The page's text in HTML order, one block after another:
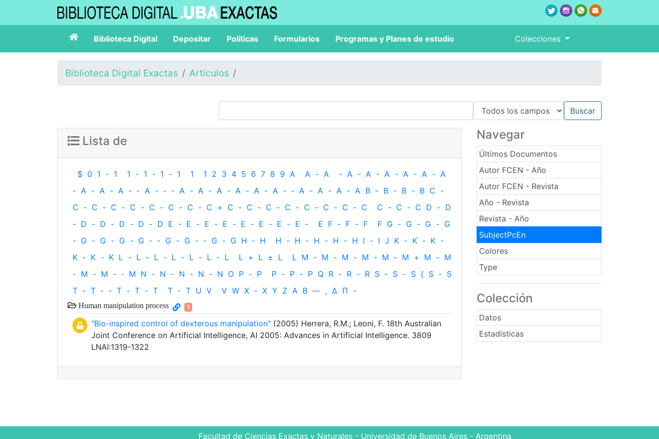
Biblioteca Digital Depositar Políticas Formularios Programas y Planes de estudio Colecciones
Biblioteca Digital Exactas Artículos
Navegar
Últimos Documentos
Autor FCEN - Año
Autor FCEN - Revista
Año - Revista
Revista - Año
SubjectPcEn
Colores
Type
Colección
Datos
Estadísticas
Lista de
$ 0 1 - 1 1 - 1 - 1 - 1 1 1 2 3 4 5 6 7 8 9 A A - A - A - A - A - A - A - A
- A - A - A - ‐ A - ‐ - A - A - A - A - A - A - ‐ A - A - A - A B - B - B - B C -
C - C - C - C - C - C - C - C + C - C - C - C - C - C - C - C C - C - C D - D
- D - D - D - D - D E - E - E - E - E - E - E - E - E F - F - F F G - G - G - G
- G - G - G - G - ‐ G - G - ‐ G - G H ‐ H H - H - H - H - H I - I J K - K - K -
K - K - K L - L - L - L - L - L - L L + L ± L L M - M - M - M - M - M + M - M
- M - M - ‐ M N - N - N - N - N O P - P P - P - P Q R - R - R S - S - S { S - S
T - T ‐ - T - T - T T - T U V V W X - X Y Z Α Β — , Δ Π -
Human manipulation process 1
"Bio-inspired control of dexterous manipulation" (2005) Herrera, R.M.; Leoni, F. 18th Australian
Joint Conference on Artificial Intelligence, AI 2005: Advances in Artificial Intelligence. 3809
LNAI:1319-1322
Facultad de Ciencias Exactas y Naturales - Universidad de Buenos Aires - Argentina